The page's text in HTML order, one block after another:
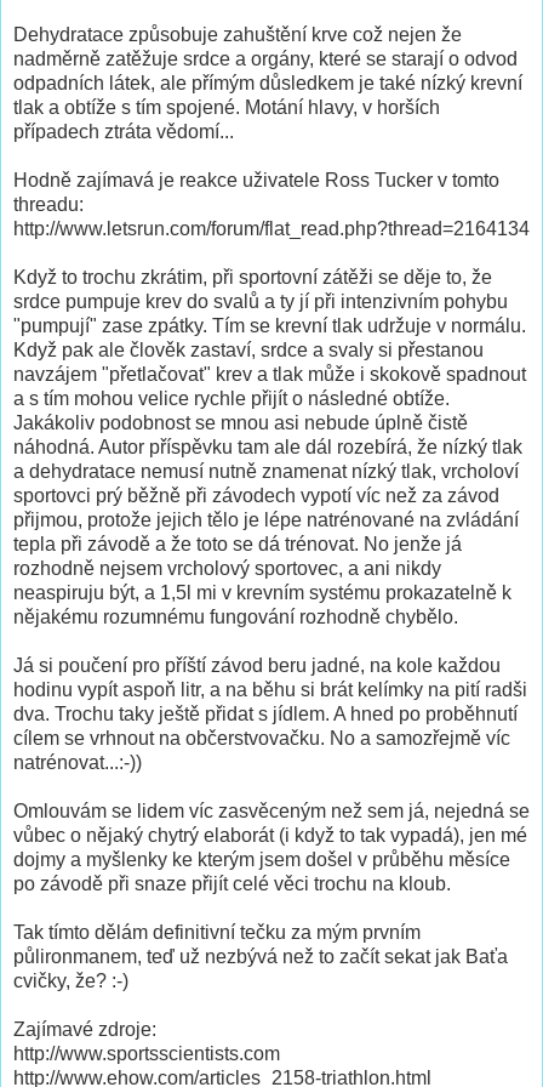
Dehydratace způsobuje zahuštění krve což nejen že
nadměrně zatěžuje srdce a orgány, které se starají o odvod
odpadních látek, ale přímým důsledkem je také nízký krevní
tlak a obtíže s tím spojené. Motání hlavy, v horších
případech ztráta vědomí...
Hodně zajímavá je reakce uživatele Ross Tucker v tomto
threadu:
http://www.letsrun.com/forum/flat_read.php?thread=2164134
Když to trochu zkrátim, při sportovní zátěži se děje to, že
srdce pumpuje krev do svalů a ty jí při intenzivním pohybu
"pumpují" zase zpátky. Tím se krevní tlak udržuje v normálu.
Když pak ale člověk zastaví, srdce a svaly si přestanou
navzájem "přetlačovat" krev a tlak může i skokově spadnout
a s tím mohou velice rychle přijít o následné obtíže.
Jakákoliv podobnost se mnou asi nebude úplně čistě
náhodná. Autor příspěvku tam ale dál rozebírá, že nízký tlak
a dehydratace nemusí nutně znamenat nízký tlak, vrcholoví
sportovci prý běžně při závodech vypotí víc než za závod
přijmou, protože jejich tělo je lépe natrénované na zvládání
tepla při závodě a že toto se dá trénovat. No jenže já
rozhodně nejsem vrcholový sportovec, a ani nikdy
neaspiruju být, a 1,5l mi v krevním systému prokazatelně k
nějakému rozumnému fungování rozhodně chybělo.
Já si poučení pro příští závod beru jadné, na kole každou
hodinu vypít aspoň litr, a na běhu si brát kelímky na pití radši
dva. Trochu taky ještě přidat s jídlem. A hned po proběhnutí
cílem se vrhnout na občerstvovačku. No a samozřejmě víc
natrénovat...:-))
Omlouvám se lidem víc zasvěceným než sem já, nejedná se
vůbec o nějaký chytrý elaborát (i když to tak vypadá), jen mé
dojmy a myšlenky ke kterým jsem došel v průběhu měsíce
po závodě při snaze přijít celé věci trochu na kloub.
Tak tímto dělám definitivní tečku za mým prvním
půlironmanem, teď už nezbývá než to začít sekat jak Baťa
cvičky, že? :-)
Zajímavé zdroje:
http://www.sportsscientists.com
http://www.ehow.com/articles_2158-triathlon.html